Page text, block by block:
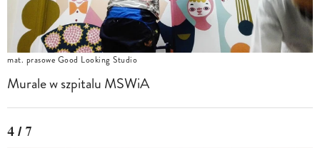
mat. prasowe Good Looking Studio
Murale w szpitalu MSWiA
4 / 7